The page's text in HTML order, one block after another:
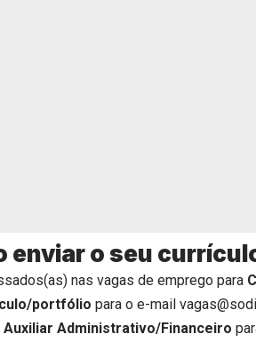
enviar o seu
nas vagas de emprego para
portfólio para o e-mail
Auxiliar Administrativo/Financeiro